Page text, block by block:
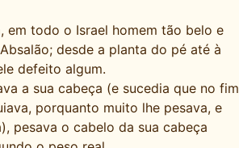
em todo o Israel homem tão belo e
desde a planta do pé até à
defeito algum.
a sua cabeça (e sucedia que no fim
porquanto muito lhe pesava, e
pesava o cabelo da sua cabeça